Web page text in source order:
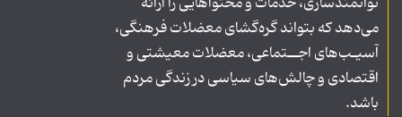
می‌دهد که بتواند گره‌گشای معضلات فرهنگی،
آسیـب‌های اجــتماعی، معضلات معیشتی و
اقتصادی و چالش‌های سیاسی در زندگی مردم
باشد.